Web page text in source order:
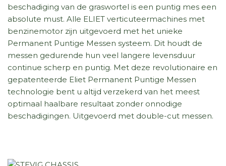
beschadiging van de graswortel is een puntig mes een
absolute must. Alle ELIET verticuteermachines met
benzinemotor zijn uitgevoerd met het unieke
Permanent Puntige Messen systeem. Dit houdt de
messen gedurende hun veel langere levensduur
continue scherp en puntig. Met deze revolutionaire en
gepatenteerde Eliet Permanent Puntige Messen
technologie bent u altijd verzekerd van het meest
optimaal haalbare resultaat zonder onnodige
beschadigingen. Uitgevoerd met double-cut messen.